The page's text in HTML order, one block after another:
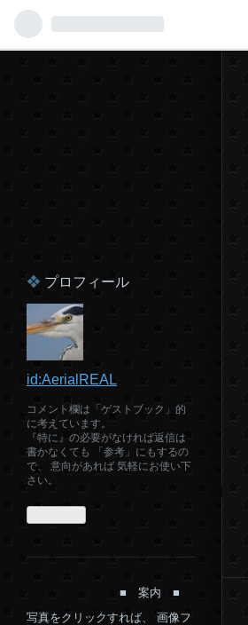
プロフィール
id:AerialREAL
コメント欄は「ゲストブック」的
に考えています。
『特に』の必要がなければ返信は
書かなくても 「参考」にもするの
で、 意向があれば 気軽にお使い下
さい。
■ 案内 ■
写真をクリックすれば、 画像フ